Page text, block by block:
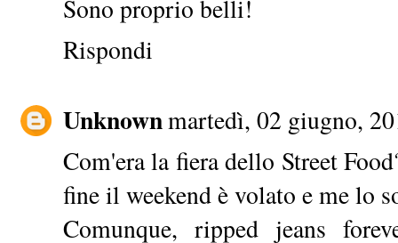
Sono proprio belli!
Rispondi
Unknownmartedì, 02 giugno,
Com'era la fiera dello Street
fine il weekend è volato e me lo
Comunque, ripped jeans